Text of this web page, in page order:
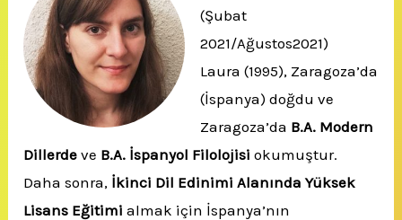
(Şubat
2021/Ağustos2021)
Laura (1995), Zaragoza’da
(İspanya) doğdu ve
Zaragoza’da B.A. Modern
Dillerde ve B.A. İspanyol Filolojisi okumuştur.
Daha sonra, İkinci Dil Edinimi Alanında Yüksek
Lisans Eğitimialmak için İspanya’nın